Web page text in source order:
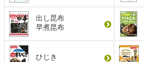
出し昆布
早煮昆布
ひじき